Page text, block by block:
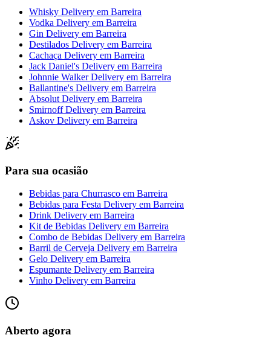
Whisky Delivery em Barreira
Vodka Delivery em Barreira
Gin Delivery em Barreira
Destilados Delivery em Barreira
Cachaça Delivery em Barreira
Jack Daniel's Delivery em Barreira
Johnnie Walker Delivery em Barreira
Ballantine's Delivery em Barreira
Absolut Delivery em Barreira
Smirnoff Delivery em Barreira
Askov Delivery em Barreira
Para sua ocasião
Bebidas para Churrasco em Barreira
Bebidas para Festa Delivery em Barreira
Drink Delivery em Barreira
Kit de Bebidas Delivery em Barreira
Combo de Bebidas Delivery em Barreira
Barril de Cerveja Delivery em Barreira
Gelo Delivery em Barreira
Espumante Delivery em Barreira
Vinho Delivery em Barreira
Aberto agora